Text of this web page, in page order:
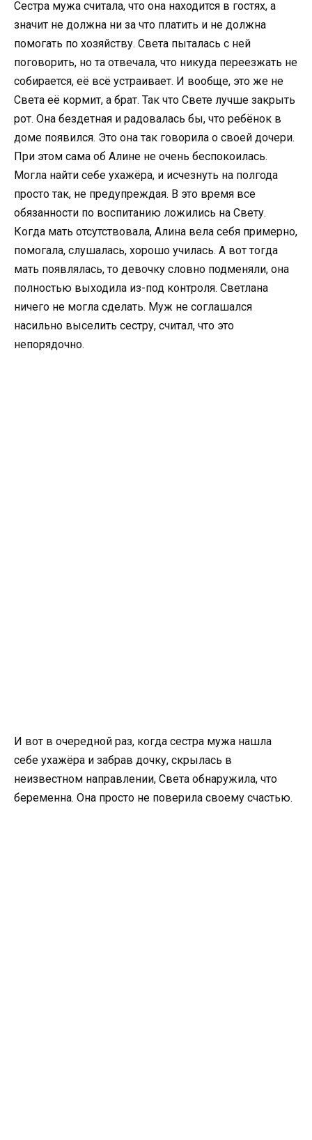
Сестра мужа считала, что она находится в гостях, а
значит не должна ни за что платить и не должна
помогать по хозяйству. Света пыталась с ней
поговорить, но та отвечала, что никуда переезжать не
собирается, её всё устраивает. И вообще, это же не
Света её кормит, а брат. Так что Свете лучше закрыть
рот. Она бездетная и радовалась бы, что ребёнок в
доме появился. Это она так говорила о своей дочери.
При этом сама об Алине не очень беспокоилась.
Могла найти себе ухажёра, и исчезнуть на полгода
просто так, не предупреждая. В это время все
обязанности по воспитанию ложились на Свету.
Когда мать отсутствовала, Алина вела себя примерно,
помогала, слушалась, хорошо училась. А вот тогда
мать появлялась, то девочку словно подменяли, она
полностью выходила из-под контроля. Светлана
ничего не могла сделать. Муж не соглашался
насильно выселить сестру, считал, что это
непорядочно.
И вот в очередной раз, когда сестра мужа нашла
себе ухажёра и забрав дочку, скрылась в
неизвестном направлении, Света обнаружила, что
беременна. Она просто не поверила своему счастью.